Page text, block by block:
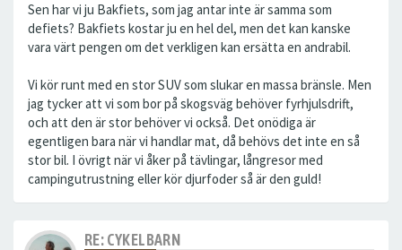
Sen har vi ju Bakfiets, som jag antar inte är samma som
defiets? Bakfiets kostar ju en hel del, men det kan kanske
vara värt pengen om det verkligen kan ersätta en andrabil.
Vi kör runt med en stor SUV som slukar en massa bränsle. Men
jag tycker att vi som bor på skogsväg behöver fyrhjulsdrift,
och att den är stor behöver vi också. Det onödiga är
egentligen bara när vi handlar mat, då behövs det inte en så
stor bil. I övrigt när vi åker på tävlingar, långresor med
campingutrustning eller kör djurfoder så är den guld!
RE: CYKELBARN